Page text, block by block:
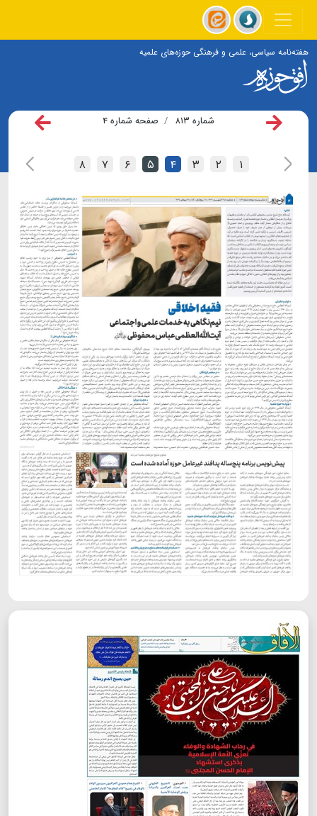
هفته‌نامه سیاسی، علمی و فرهنگی حوزه‌های علمیه
شماره ۸۱۳ صفحه شماره ۴
۱ ۲ ۳ ۴ ۵ ۶ ۷ ۸